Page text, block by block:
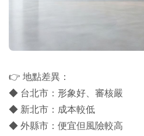
👉 地點差異：
◆ 台北市：形象好、審核嚴
◆ 新北市：成本較低
◆ 外縣市：便宜但風險較高